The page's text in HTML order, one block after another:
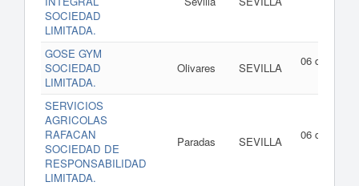
SOCIEDAD
LIMITADA.
GOSE GYM
SOCIEDAD
LIMITADA.
Olivares SEVILLA
06 de
SERVICIOS
AGRICOLAS
RAFACAN
SOCIEDAD DE
RESPONSABILIDAD
LIMITADA.
Paradas SEVILLA
06 de